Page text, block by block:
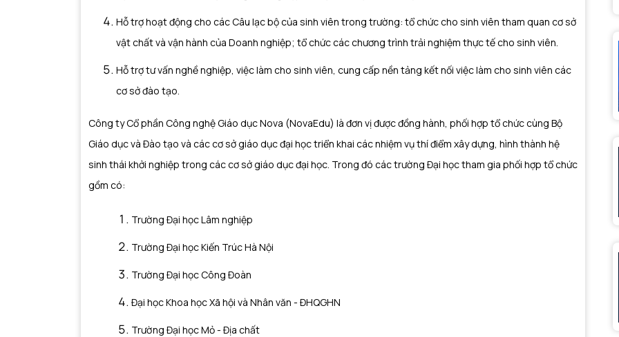
Hỗ trợ hoạt động cho các Câu lạc bộ của sinh viên trong trường: tổ chức cho sinh viên tham quan cơ sở
vật chất và vận hành của Doanh nghiệp; tổ chức các chương trình trải nghiệm thực tế cho sinh viên.
Hỗ trợ tư vấn nghề nghiệp, việc làm cho sinh viên, cung cấp nền tảng kết nối việc làm cho sinh viên các
cơ sở đào tạo.
Công ty Cổ phần Công nghệ Giáo dục Nova (NovaEdu) là đơn vị được đồng hành, phối hợp tổ chức cùng Bộ
Giáo dục và Đào tạo và các cơ sở giáo dục đại học triển khai các nhiệm vụ thí điểm xây dựng, hình thành hệ
sinh thái khởi nghiệp trong các cơ sở giáo dục đại học. Trong đó các trường Đại học tham gia phối hợp tổ chức
gồm có:
Trường Đại học Lâm nghiệp
Trường Đại học Kiến Trúc Hà Nội
Trường Đại học Công Đoàn
Đại học Khoa học Xã hội và Nhân văn - ĐHQGHN
Trường Đại học Mỏ - Địa chất